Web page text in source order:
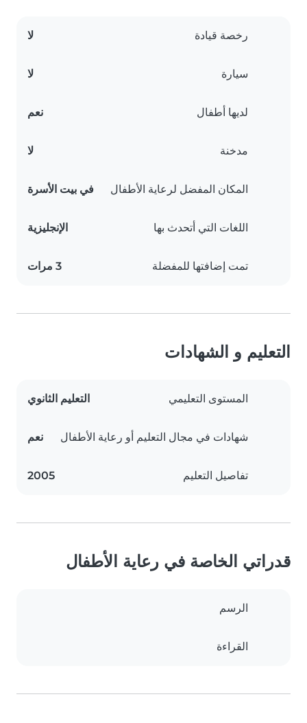
رخصة قيادة لا
سيارة لا
لديها أطفال نعم
مدخنة لا
المكان المفضل لرعاية الأطفال في بيت الأسرة
اللغات التي أتحدث بها الإنجليزية
تمت إضافتها للمفضلة 3 مرات
التعليم و الشهادات
المستوى التعليمي التعليم الثانوي
شهادات في مجال التعليم أو رعاية الأطفال نعم
تفاصيل التعليم 2005
قدراتي الخاصة في رعاية الأطفال
الرسم
القراءة